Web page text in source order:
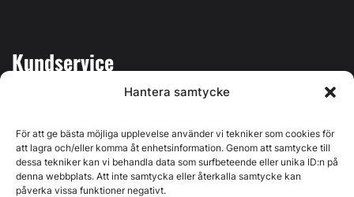
Hantera samtycke
För att ge bästa möjliga upplevelse använder vi tekniker som cookies för
att lagra och/eller komma åt enhetsinformation. Genom att samtycke till
dessa tekniker kan vi behandla data som surfbeteende eller unika ID:n på
denna webbplats. Att inte samtycka eller återkalla samtycke kan
påverka vissa funktioner negativt.
Kundservice
Kontakta oss